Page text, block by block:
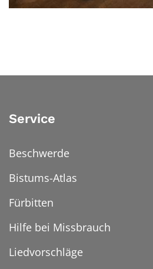
Service
Beschwerde
Bistums-Atlas
Fürbitten
Hilfe bei Missbrauch
Liedvorschläge